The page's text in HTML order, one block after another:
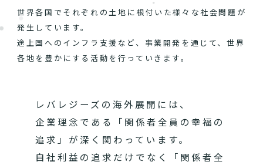
世界各国でそれぞれの土地に根付いた様々な社会問題が
発生しています。
途上国へのインフラ支援など、事業開発を通じて、世界
各地を豊かにする活動を行っていきます。
レバレジーズの海外展開には、
企業理念である「関係者全員の幸福の
追求」が深く関わっています。
自社利益の追求だけでなく「関係者全